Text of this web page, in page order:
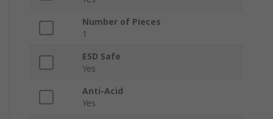
Number of Pieces
1
ESD Safe
Yes
Anti-Acid
Yes